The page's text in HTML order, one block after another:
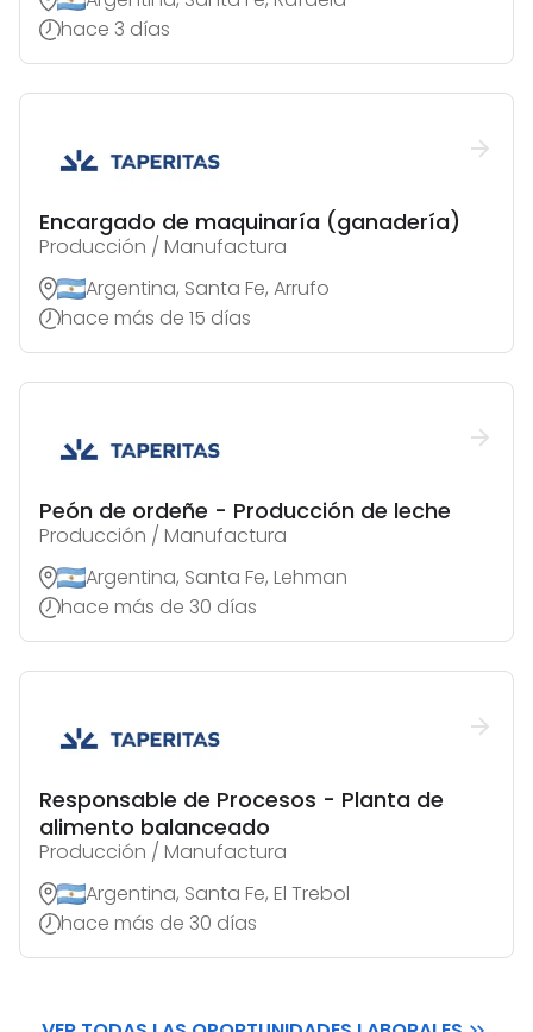
hace 3 días
Encargado de maquinaría (ganadería)
Producción / Manufactura
Argentina, Santa Fe, Arrufo
hace más de 15 días
Peón de ordeñe - Producción de leche
Producción / Manufactura
Argentina, Santa Fe, Lehman
hace más de 30 días
Responsable de Procesos - Planta de
alimento balanceado
Producción / Manufactura
Argentina, Santa Fe, El Trebol
hace más de 30 días